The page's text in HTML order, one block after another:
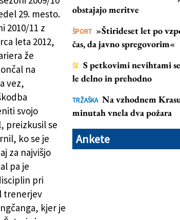
29. mesto.
2010/11 z
leta 2012,
že
na
vez,
svojo
preizkusil se
ko se je
za najvišjo
pa je
pri
trenerjev
kjer je
obstajajo meritve
ŠPORT »Štirideset let po
čas, da javno spregovorim«
ŠE S petkovimi nevihtami
le delno in prehodno
TRŽAŠKA Na vzhodnem
minutah vnela dva požara
Ankete